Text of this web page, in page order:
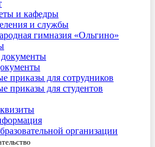
и кафедры
и службы
гимназия «Ольгино»
приказы для сотрудников
приказы для студентов
организации